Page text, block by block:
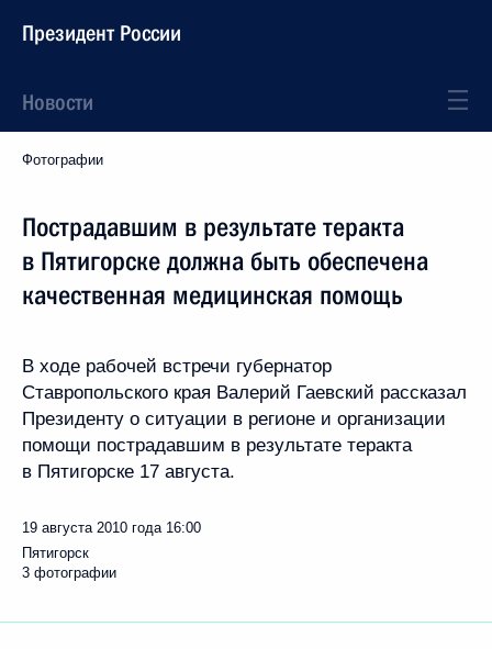
Президент России
Новости
Фотографии
Пострадавшим в результате теракта
в Пятигорске должна быть обеспечена
качественная медицинская помощь
В ходе рабочей встречи губернатор
Ставропольского края Валерий Гаевский рассказал
Президенту о ситуации в регионе и организации
помощи пострадавшим в результате теракта
в Пятигорске 17 августа.
19 августа 2010 года 16:00
Пятигорск
3 фотографии